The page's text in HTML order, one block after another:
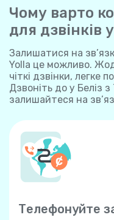
Чому варто
для дзвінків
Залишатися на
Yolla це можливо.
чіткі дзвінки, легке
Дзвоніть до у Беліз
залишайтеся на
Телефонуйте